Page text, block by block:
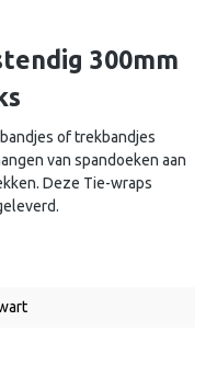
300mm
of trekbandjes
van spandoeken aan
Deze Tie-wraps